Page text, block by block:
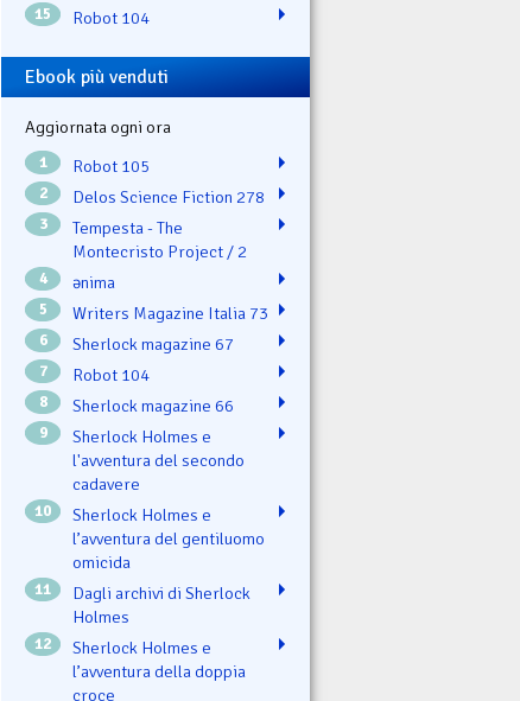
15 Robot 104
Ebook più venduti
Aggiornata ogni ora
1 Robot 105
2 Delos Science Fiction 278
3
Tempesta - The
Montecristo Project / 2
4 ənima
5 Writers Magazine Italia 73
6 Sherlock magazine 67
7 Robot 104
8 Sherlock magazine 66
9
Sherlock Holmes e
l'avventura del secondo
cadavere
10
Sherlock Holmes e
l’avventura del gentiluomo
omicida
11
Dagli archivi di Sherlock
Holmes
12
Sherlock Holmes e
l’avventura della doppia
croce